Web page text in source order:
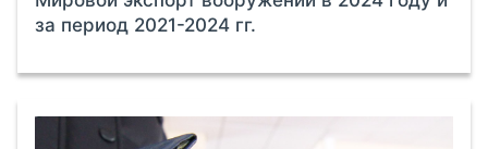
за период 2021-2024 гг.